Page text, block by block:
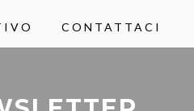
CONTATTACI